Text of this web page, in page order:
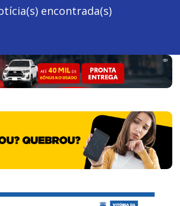
encontrada(s)